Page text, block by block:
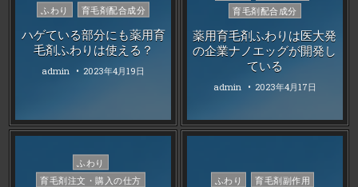
Posted
ふわり 育毛剤配合成分
ハゲている部分にも薬用育
毛剤ふわりは使える？
admin 2023年4月19日
育毛剤配合成分
薬用育毛剤ふわりは医大発
の企業ナノエッグが開発し
ている
admin 2023年4月17日
Posted
in
ふわり
育毛剤注文・購入の仕方
Posted
ふわり
育毛剤副作用